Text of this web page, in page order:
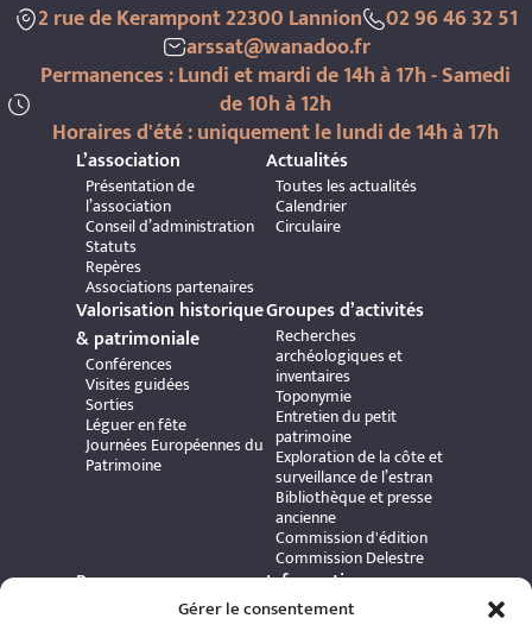
Gérer le consentement
2 rue de Kerampont 22300 Lannion
02 96 46 32 51
arssat@wanadoo.fr
Permanences : Lundi et mardi de 14h à 17h - Samedi
de 10h à 12h
Horaires d'été : uniquement le lundi de 14h à 17h
L’association
Présentation de
l’association
Conseil d’administration
Statuts
Repères
Associations partenaires
Actualités
Toutes les actualités
Calendrier
Circulaire
Valorisation historique
& patrimoniale
Conférences
Visites guidées
Sorties
Léguer en fête
Journées Européennes du
Patrimoine
Groupes d’activités
Recherches
archéologiques et
inventaires
Toponymie
Entretien du petit
patrimoine
Exploration de la côte et
surveillance de l’estran
Bibliothèque et presse
ancienne
Commission d'édition
Commission Delestre
Ressources
Carte interactive
Informations
pratiques